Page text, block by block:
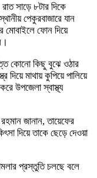
সাড়ে ৮টার দিকে
পেকুরবাজারে যান
মোবাইলে ফোন দিয়ে
কোনো কিছু বুঝে ওঠার
দিয়ে মাথায় কুপিয়ে পালিয়ে
উপজেলা স্বাস্থ্য
জানান, তায়েফের
দিয়ে তাকে ছেড়ে দেওয়া
প্রস্তুতি চলছে বলে